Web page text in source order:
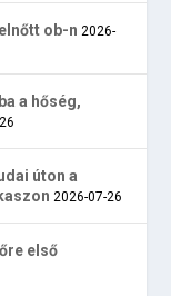
ob-n 2026-
a hőség,
úton a
2026-07-26
első